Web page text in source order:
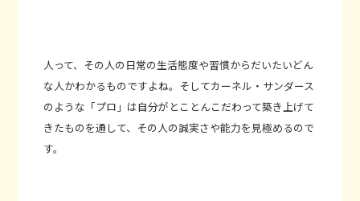
人って、その人の日常の生活態度や習慣からだいたいどん
な人かわかるものですよね。そしてカーネル・サンダース
のような「プロ」は自分がとことんこだわって築き上げて
きたものを通して、その人の誠実さや能力を見極めるので
す。